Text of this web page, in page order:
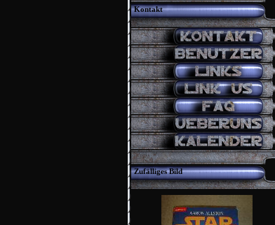
Kontakt
Zufälliges Bild